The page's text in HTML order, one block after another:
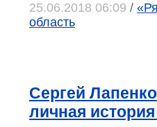
25.06.2018 06:09 /
область
Сергей
личная